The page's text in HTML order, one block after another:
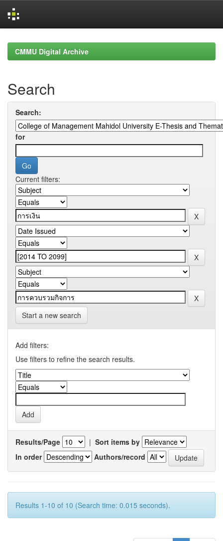
navigationCMMU Digital Archive
Search
Search:
for
Current filters:
Start a new search
Add filters:
Use filters to refine the search results.
Results/Page | Sort items by
In order
Authors/record
Results 1-10 of 10 (Search time: 0.015 seconds).